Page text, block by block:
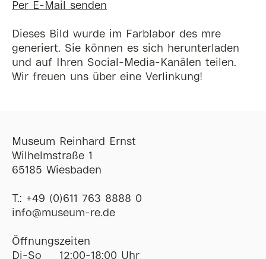
Per E-Mail senden
Dieses Bild wurde im Farblabor des mre
generiert. Sie können es sich herunterladen
und auf Ihren Social-Media-Kanälen teilen.
Wir freuen uns über eine Verlinkung!
Museum Reinhard Ernst
Wilhelmstraße 1
65185 Wiesbaden
T.: +49 (0)611 763 8888 0
ofni@museum-re de
Öffnungszeiten
Di-So
12:00-18:00 Uhr